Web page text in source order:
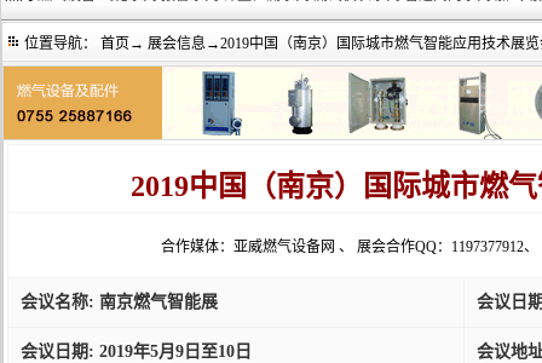
位置导航： 首页 → 展会信息→2019中国（南京）国际城市燃气智能应用技术展
2019中国（南京）国际城市燃
合作媒体：亚威燃气设备网 、 展会合作QQ：1197377912、
会议名称: 南京燃气智能展 会议日
会议日期: 2019年5月9日至10日 会议地